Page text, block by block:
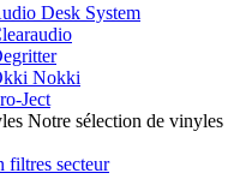
Desk System
Nokki
Ject
Notre sélection de vinyles
filtres secteur